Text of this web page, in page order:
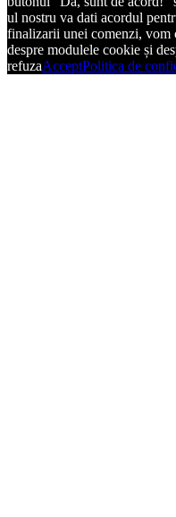
ul nostru va dati acordul
finalizarii unei comenzi, vom
despre modulele cookie și
refuzaAcceptPolitica de